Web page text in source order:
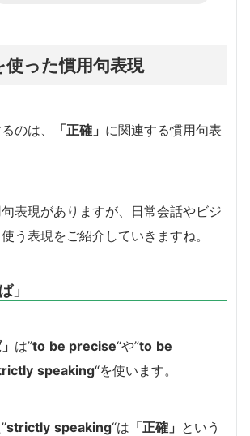
使った慣用句表現
のは、 「正確」 に関連する慣用句表
表現がありますが、日常会話やビジ
う表現をご紹介していきますね。
」
は”to be precise“や”to be
speaking“を使います。
strictly speaking“は 「正確」 という